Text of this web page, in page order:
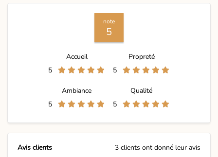
Avis clients 3 clients ont donné leur avis
Accueil
5
Propreté
5
Ambiance
5
Qualité
5
note
5